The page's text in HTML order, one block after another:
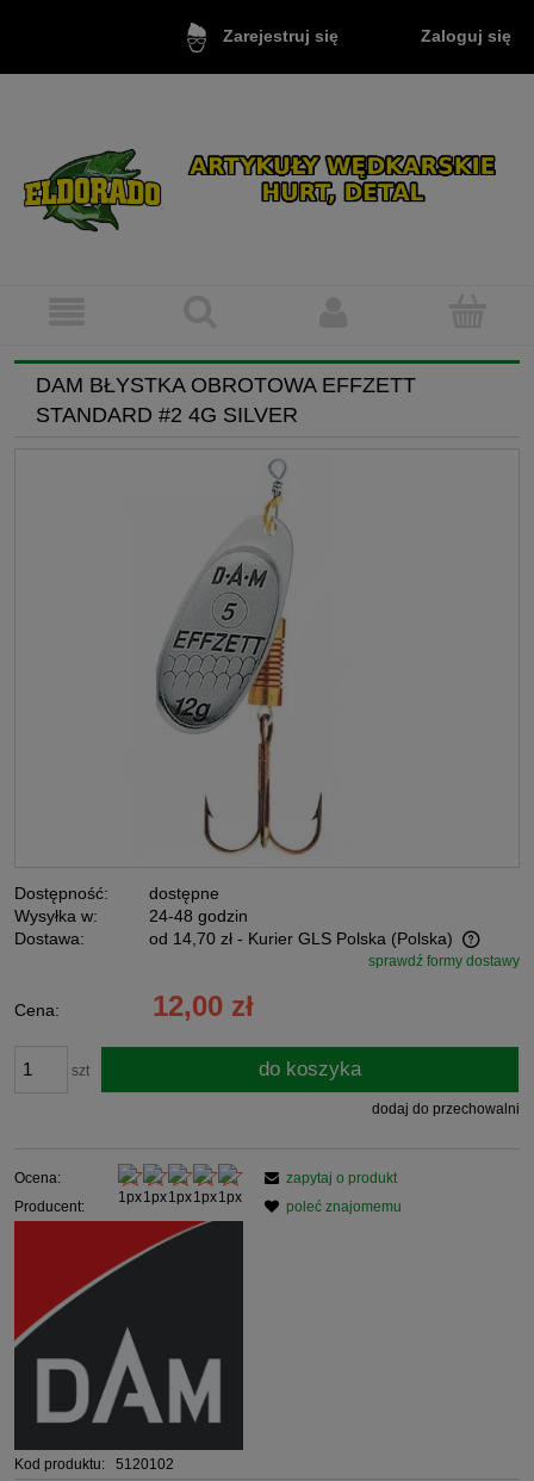
Zarejestruj się Zaloguj się
DAM BŁYSTKA OBROTOWA EFFZETT
STANDARD #2 4G SILVER
Dostępność:
dostępne
Wysyłka w:
24-48 godzin
Dostawa:
od 14,70 zł - Kurier GLS Polska (Polska)
Cena nie zawiera ewentualnych kosztów płatnościsprawdź formy dostawy
Cena: 12,00 zł
szt do koszyka
dodaj do przechowalni
Ocena:
Producent:
Kod produktu: 5120102
zapytaj o produkt
poleć znajomemu